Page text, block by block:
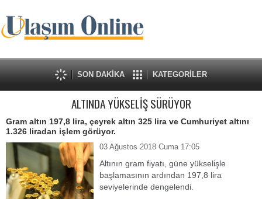
SON DAKİKA KATEGORİLER
ALTINDA YÜKSELİŞ SÜRÜYOR
Gram altın 197,8 lira, çeyrek altın 325 lira ve Cumhuriyet altını
1.326 liradan işlem görüyor.
03 Ağustos 2018 Cuma 17:05
Altının gram fiyatı, güne yükselişle
başlamasının ardından 197,8 lira
seviyelerinde dengelendi.